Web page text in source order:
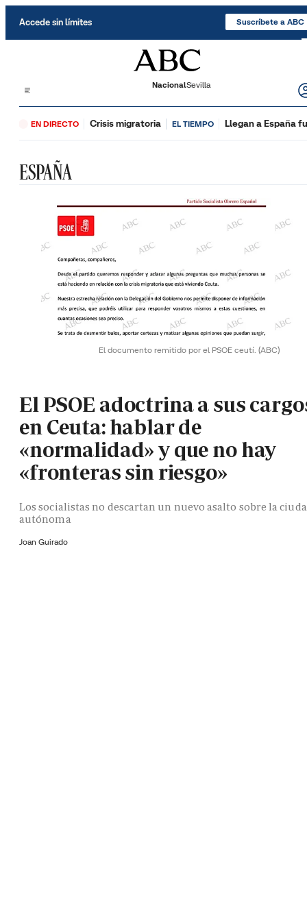
Accede sin límites Suscríbete a ABC
NacionalSevilla
EN DIRECTO Crisis migratoria EL TIEMPO Llegan a España
ESPAÑA
El documento remitido por el PSOE ceutí. (ABC)
El PSOE adoctrina a sus
en Ceuta: hablar de
«normalidad» y que no hay
«fronteras sin riesgo»
Los socialistas no descartan un nuevo asalto sobre la
autónoma
Joan Guirado